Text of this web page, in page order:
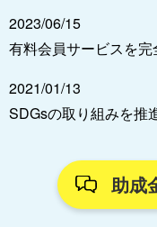
2023/06/15
有料会員サービスを完
2021/01/13
SDGsの取り組みを推
助成